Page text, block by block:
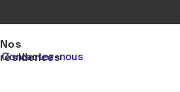
Nos
résidences
Contactez-nous